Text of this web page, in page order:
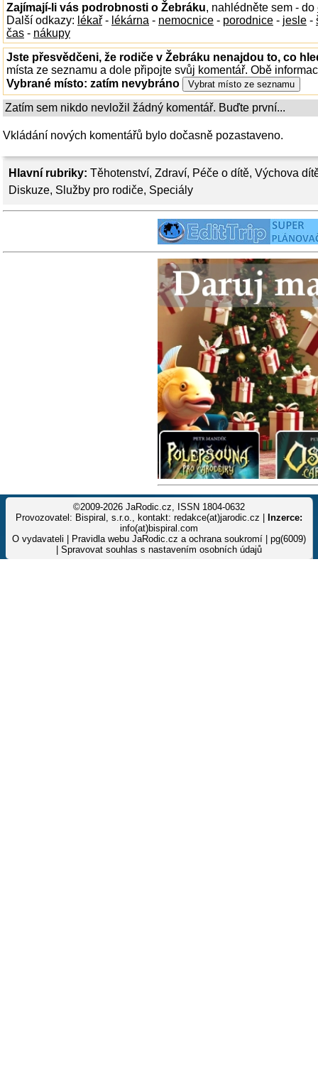
Hlavní rubriky: Těhotenství, Zdraví, Péče o dítě, Výchova
Diskuze, Služby pro rodiče, Speciály
Zajímají-li vás podrobnosti o Žebráku, nahlédněte sem - do
Další odkazy: lékař - lékárna - nemocnice - porodnice - jesle -
čas - nákupy
Jste přesvědčeni, že rodiče v Žebráku nenajdou to, co
místa ze seznamu a dole připojte svůj komentář. Obě
Vybrané místo: zatím nevybráno
Zatím sem nikdo nevložil žádný komentář. Buďte první...
Vkládání nových komentářů bylo dočasně pozastaveno.
©2009-2026 JaRodic.cz, ISSN 1804-0632
Provozovatel: Bispiral, s.r.o., kontakt: redakce(at)jarodic.cz |
Inzerce:
info(at)bispiral.com
O vydavateli
Pravidla webu JaRodic.cz a ochrana soukromí | pg(6009)
Spravovat souhlas s nastavením osobních údajů